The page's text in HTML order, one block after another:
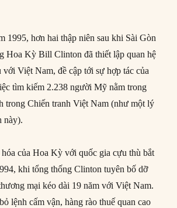
1995, hơn hai thập niên sau khi Sài Gòn
Hoa Kỳ Bill Clinton đã thiết lập quan hệ
với Việt Nam, đề cập tới sự hợp tác của
tìm kiếm 2.238 người Mỹ nằm trong
trong Chiến tranh Việt Nam (như một lý
này).
của Hoa Kỳ với quốc gia cựu thù bắt
khi tổng thống Clinton tuyên bố dỡ
mại kéo dài 19 năm với Việt Nam.
lệnh cấm vận, hàng rào thuế quan cao